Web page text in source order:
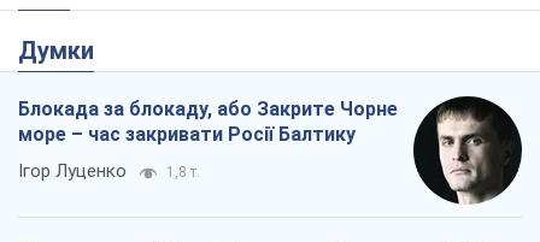
Думки
Блокада за блокаду, або Закрите Чорне
море – час закривати Росії Балтику
Ігор Луценко 1,8 т.